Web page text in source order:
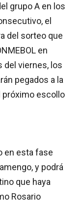
grupo A en los
el
del sorteo que
en
del viernes, los
pegados a la
próximo escollo
en esta fase
y podrá
que haya
Rosario